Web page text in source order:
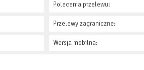
Polecenia przelewu:
Przelewy zagraniczne:
Wersja mobilna: